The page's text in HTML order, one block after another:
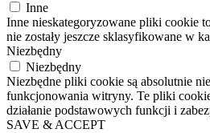
Inne
Inne nieskategoryzowane pliki cookie
nie zostały jeszcze sklasyfikowane w
Niezbędny
Niezbędny
Niezbędne pliki cookie są absolutnie
funkcjonowania witryny. Te pliki
działanie podstawowych funkcji i
SAVE & ACCEPT